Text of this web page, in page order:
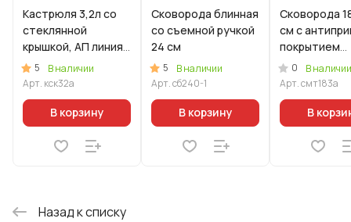
Кастрюля 3,2л со
стеклянной
крышкой, АП линия
"Стелла"
(капучино)
5
В наличии
Арт. кск32а
В корзину
Сковорода блинная
со съемной ручкой
24 см
5
В наличии
Арт.сб240-1
В корзину
Сковорода
см с антипригарным
покрытием
(темный
деревянной
0
В наличии
Арт.смт183а
В
Назад к списку